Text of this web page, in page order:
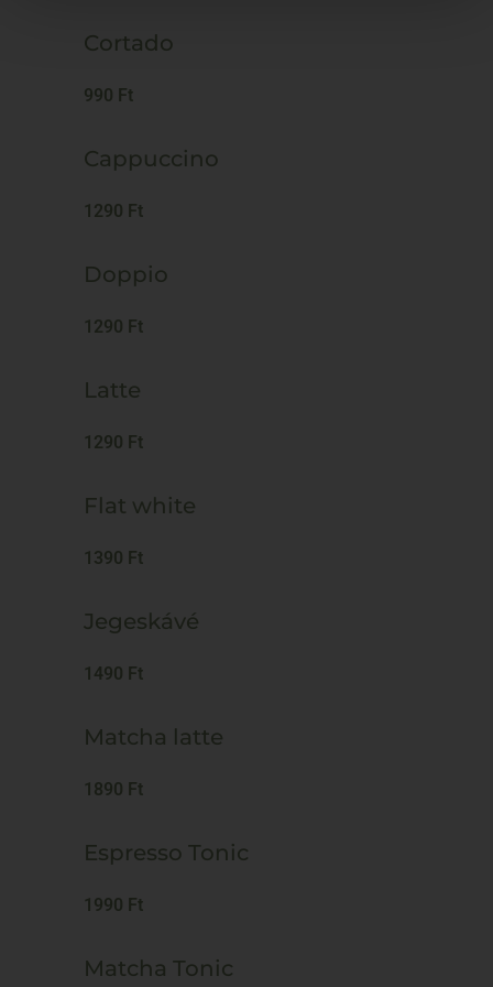
Cortado
990 Ft
Cappuccino
1290 Ft
Doppio
1290 Ft
Latte
1290 Ft
Flat white
1390 Ft
Jegeskávé
1490 Ft
Matcha latte
1890 Ft
Espresso Tonic
1990 Ft
Matcha Tonic